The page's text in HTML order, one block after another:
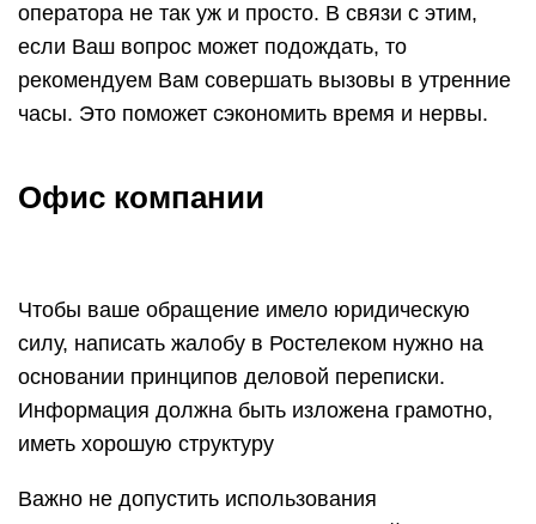
оператора не так уж и просто. В связи с этим,
если Ваш вопрос может подождать, то
рекомендуем Вам совершать вызовы в утренние
часы. Это поможет сэкономить время и нервы.
Офис компании
Чтобы ваше обращение имело юридическую
силу, написать жалобу в Ростелеком нужно на
основании принципов деловой переписки.
Информация должна быть изложена грамотно,
иметь хорошую структуру
Важно не допустить использования